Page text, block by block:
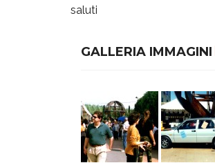
saluti
GALLERIA IMMAGINI